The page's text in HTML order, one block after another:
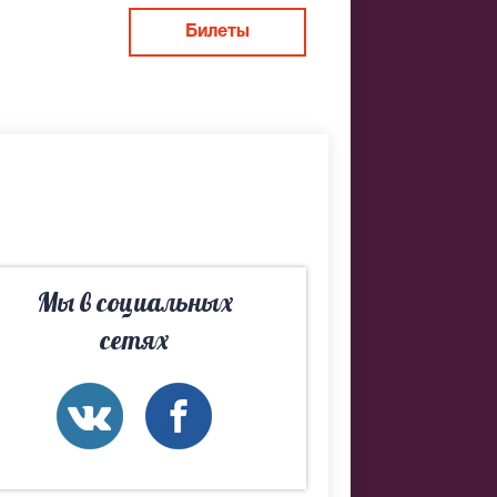
на сцене
Билеты
Мы в социальных
сетях